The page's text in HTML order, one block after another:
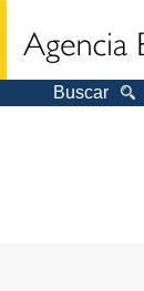
Buscar